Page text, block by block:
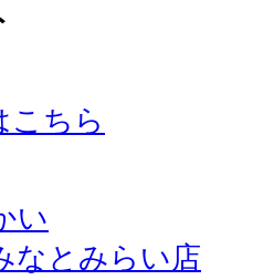
こちら
い
なとみらい店